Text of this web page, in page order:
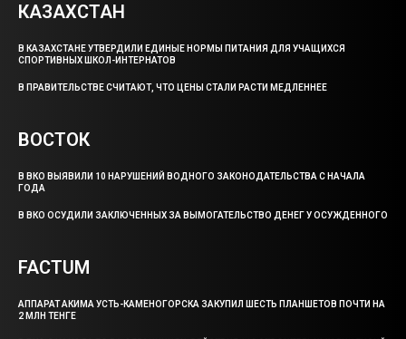
КАЗАХСТАН
В КАЗАХСТАНЕ УТВЕРДИЛИ ЕДИНЫЕ НОРМЫ ПИТАНИЯ ДЛЯ УЧАЩИХСЯ
СПОРТИВНЫХ ШКОЛ-ИНТЕРНАТОВ
В ПРАВИТЕЛЬСТВЕ СЧИТАЮТ, ЧТО ЦЕНЫ СТАЛИ РАСТИ МЕДЛЕННЕЕ
ВОСТОК
В ВКО ВЫЯВИЛИ 10 НАРУШЕНИЙ ВОДНОГО ЗАКОНОДАТЕЛЬСТВА С НАЧАЛА
ГОДА
В ВКО ОСУДИЛИ ЗАКЛЮЧЕННЫХ ЗА ВЫМОГАТЕЛЬСТВО ДЕНЕГ У ОСУЖДЕННОГО
FACTUM
АППАРАТ АКИМА УСТЬ-КАМЕНОГОРСКА ЗАКУПИЛ ШЕСТЬ ПЛАНШЕТОВ ПОЧТИ НА
2 МЛН ТЕНГЕ